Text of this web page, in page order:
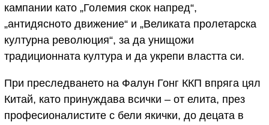
кампании като „Големия скок напред“,
„антидясното движение“ и „Великата пролетарска
културна революция“, за да унищожи
традиционната култура и да укрепи властта си.
При преследването на Фалун Гонг ККП впряга цял
Китай, като принуждава всички – от елита, през
професионалистите с бели якички, до децата в